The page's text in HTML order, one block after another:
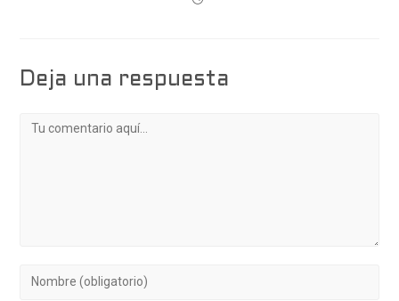
Deja una respuesta